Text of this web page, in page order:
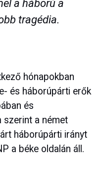
a háború a
tragédia.
hónapokban
és háborúpárti erők
és
szerint a német
háborúpárti irányt
a béke oldalán áll.